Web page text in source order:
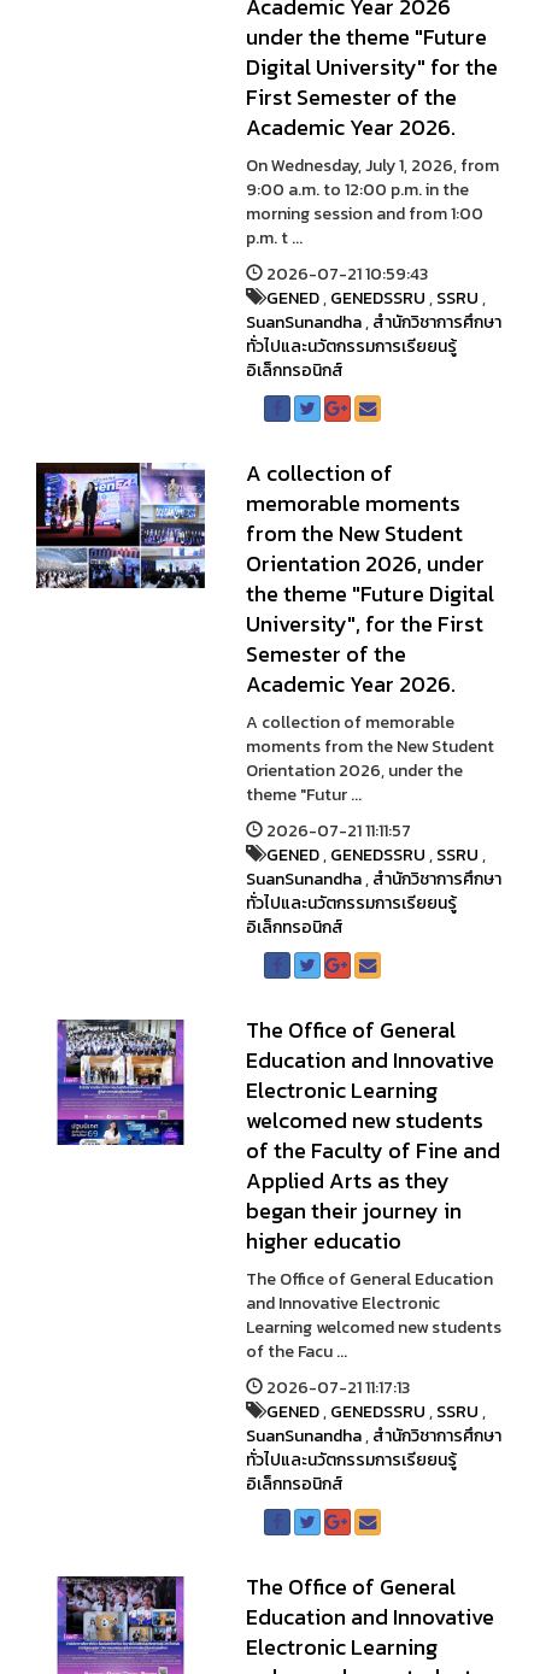
Academic Year 2026
under the theme "Future
Digital University" for the
First Semester of the
Academic Year 2026.
On Wednesday, July 1, 2026, from
9:00 a.m. to 12:00 p.m. in the
morning session and from 1:00
p.m. t ...
2026-07-21 10:59:43
GENED,GENEDSSRU,SSRU,
SuanSunandha,สำนักวิชาการศึกษา
ทั่วไปและนวัตกรรมการเรียยนรู้
อิเล็กทรอนิกส์
A collection of
memorable moments
from the New Student
Orientation 2026, under
the theme "Future Digital
University", for the First
Semester of the
Academic Year 2026.
A collection of memorable
moments from the New Student
Orientation 2026, under the
theme "Futur ...
2026-07-21 11:11:57
GENED,GENEDSSRU,SSRU,
SuanSunandha,สำนักวิชาการศึกษา
ทั่วไปและนวัตกรรมการเรียยนรู้
อิเล็กทรอนิกส์
The Office of General
Education and Innovative
Electronic Learning
welcomed new students
of the Faculty of Fine and
Applied Arts as they
began their journey in
higher educatio
The Office of General Education
and Innovative Electronic
Learning welcomed new students
of the Facu ...
2026-07-21 11:17:13
GENED,GENEDSSRU,SSRU,
SuanSunandha,สำนักวิชาการศึกษา
ทั่วไปและนวัตกรรมการเรียยนรู้
อิเล็กทรอนิกส์
The Office of General
Education and Innovative
Electronic Learning